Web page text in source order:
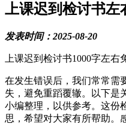
上课迟到检讨书左
发表时间：2025-08-20
上课迟到检讨书1000字左右
在发生错误后，我们常常需
失，避免重蹈覆辙。以下是
小编整理，以供参考。这份
思，希望对大家有所帮助。